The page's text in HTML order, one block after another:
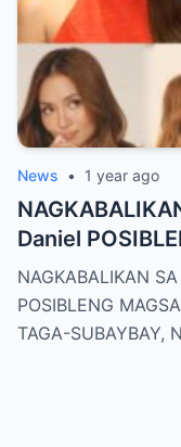
News • 1 year ago
Daniel
2026
NAIIYAK SA
NAGKABALIKAN
POSIBLENG
TAGA-SUBAYBAY,